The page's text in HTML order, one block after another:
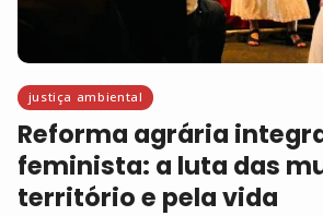
justiça ambiental
Reforma agrária
feminista: a luta das
território e pela vida